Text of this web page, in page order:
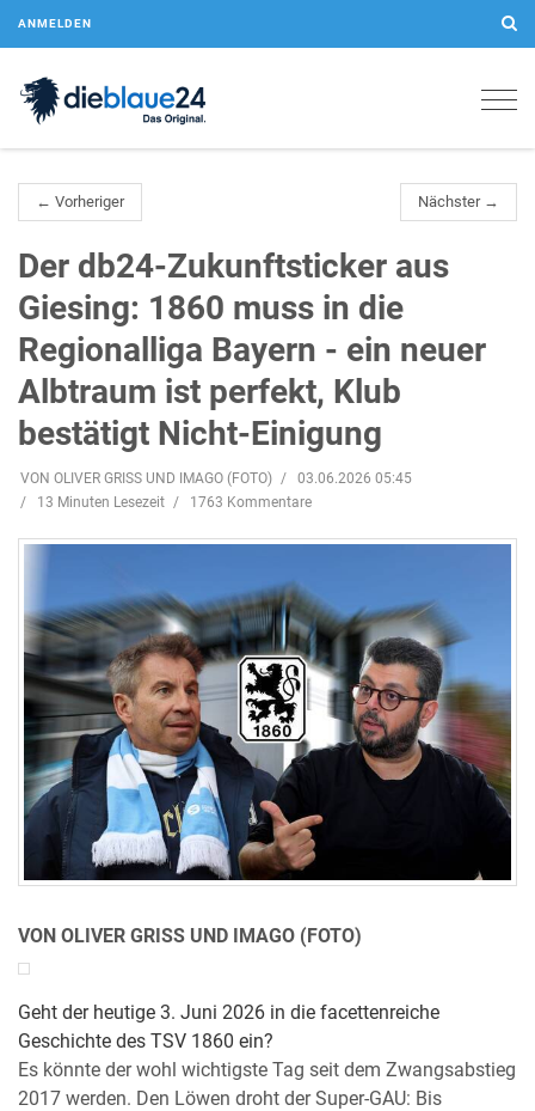
ANMELDEN
← Vorheriger Nächster →
Der db24-Zukunftsticker aus
Giesing: 1860 muss in die
Regionalliga Bayern - ein neuer
Albtraum ist perfekt, Klub
bestätigt Nicht-Einigung
VON OLIVER GRISS UND IMAGO (FOTO)
03.06.2026 05:45
13 Minuten Lesezeit
1763 Kommentare
VON OLIVER GRISS UND IMAGO (FOTO)
Geht der heutige 3. Juni 2026 in die facettenreiche
Geschichte des TSV 1860 ein?
Es könnte der wohl wichtigste Tag seit dem Zwangsabstieg
2017 werden. Den Löwen droht der Super-GAU: Bis